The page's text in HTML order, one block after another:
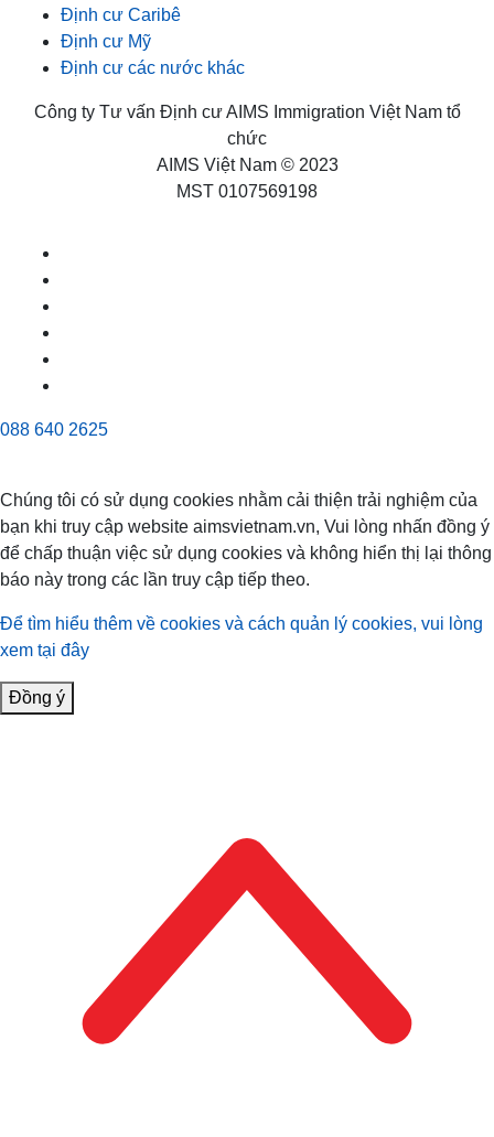
Định cư Caribê
Định cư Mỹ
Định cư các nước khác
Công ty Tư vấn Định cư AIMS Immigration Việt Nam tổ
chức
AIMS Việt Nam © 2023
MST 0107569198
088 640 2625
Chúng tôi có sử dụng cookies nhằm cải thiện trải nghiệm của
bạn khi truy cập website aimsvietnam.vn, Vui lòng nhấn đồng ý
để chấp thuận việc sử dụng cookies và không hiển thị lại thông
báo này trong các lần truy cập tiếp theo.
Để tìm hiểu thêm về cookies và cách quản lý cookies, vui lòng
xem tại đây
Đồng ý